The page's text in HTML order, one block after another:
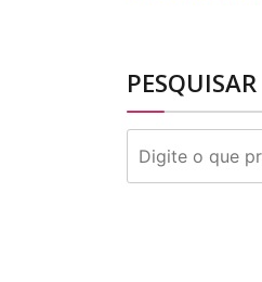
PESQUISAR
PESQUISAR